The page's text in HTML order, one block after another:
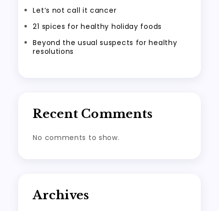
Let’s not call it cancer
21 spices for healthy holiday foods
Beyond the usual suspects for healthy
resolutions
Recent Comments
No comments to show.
Archives